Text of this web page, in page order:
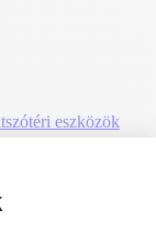
eszközök